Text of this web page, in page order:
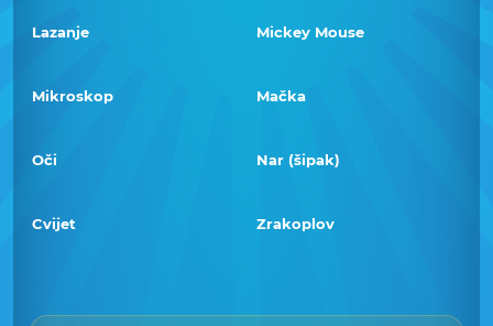
Lazanje Mickey Mouse
Mikroskop Mačka
Oči Nar (šipak)
Cvijet Zrakoplov